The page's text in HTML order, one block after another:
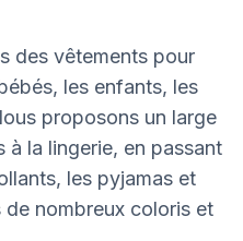
des vêtements pour
les enfants, les
proposons un large
à la lingerie, en passant
les pyjamas et
nombreux coloris et